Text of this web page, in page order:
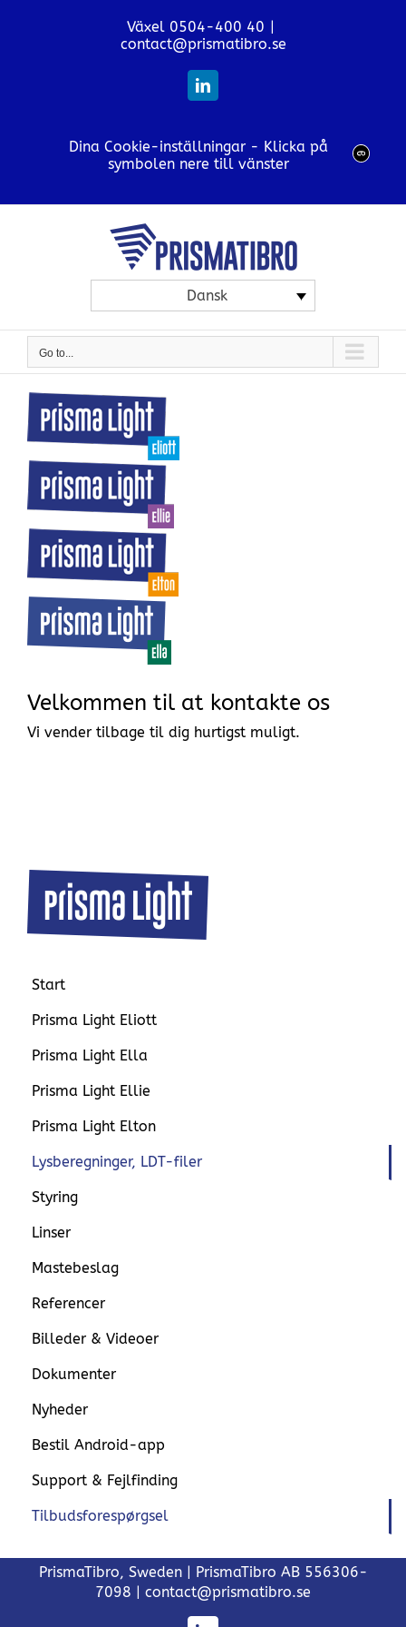
Växel 0504-400 40 |
contact@prismatibro.se
LinkedIn
Dina Cookie-inställningar - Klicka på
symbolen nere till vänster
Dansk
Go to...
Velkommen til at kontakte os
Vi vender tilbage til dig hurtigst muligt.
Start
Prisma Light Eliott
Prisma Light Ella
Prisma Light Ellie
Prisma Light Elton
Lysberegninger, LDT-filer
Styring
Linser
Mastebeslag
Referencer
Billeder & Videoer
Dokumenter
Nyheder
Bestil Android-app
Support & Fejlfinding
Tilbudsforespørgsel
PrismaTibro, Sweden |
PrismaTibro AB 556306-
7098
contact@prismatibro.se